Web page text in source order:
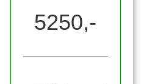
5250,-